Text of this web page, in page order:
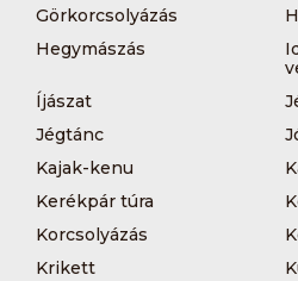
Görkorcsolyázás
Hegymászás
Íjászat
Jégtánc
Kajak-kenu
Kerékpár túra
Korcsolyázás
Krikett